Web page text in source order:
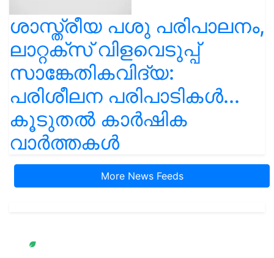
ശാസ്ത്രീയ പശു പരിപാലനം,
ലാറ്റക്സ് വിളവെടുപ്പ്
സാങ്കേതികവിദ്യ:
പരിശീലന പരിപാടികൾ...
കൂടുതൽ കാർഷിക
വാർത്തകൾ
More News Feeds